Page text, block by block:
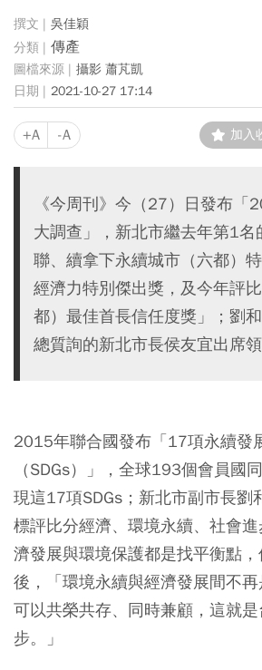
吳佳穎
傳產
攝影 蕭芃凱
2021-10-27 17:14
+A -A 加入
《今周刊》今（27）日發布「
大調查」，新北市繼去年第1名
聯、續拿下永續城市（六都）特
經濟力特別傑出獎，及今年評
都）最佳首長信任度獎」；劉
總質詢的新北市長侯友宜出席領
2015年聯合國發布「17項永續發
（SDGs）」，全球193個會員國
現這17項SDGs；新北市副市長劉
標評比分經濟、環境永續、社會
濟發展與環境保護都是找平衡點
後，「環境永續與經濟發展間不
可以共榮共存、同時兼顧，這就
步。」